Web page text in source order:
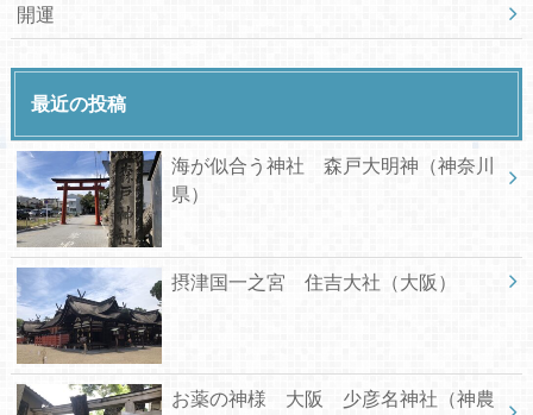
開運
最近の投稿
海が似合う神社 森戸大明神（神奈川
県）
摂津国一之宮 住吉大社（大阪）
お薬の神様 大阪 少彦名神社（神農